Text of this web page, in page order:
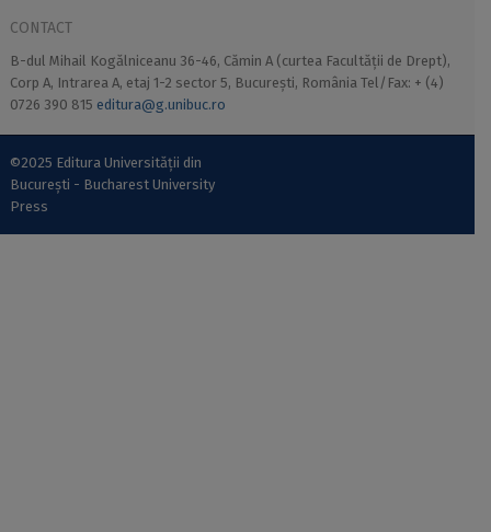
CONTACT
B-dul Mihail Kogălniceanu 36-46, Cămin A (curtea Facultății de Drept),
Corp A, Intrarea A, etaj 1-2 sector 5, București, România Tel/Fax: + (4)
0726 390 815 editura@g.unibuc.ro
©2025 Editura Universității din
București - Bucharest University
Press